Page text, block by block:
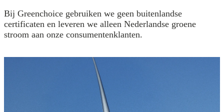
Bij Greenchoice gebruiken we geen buitenlandse
certificaten en leveren we alleen Nederlandse groene
stroom aan onze consumentenklanten.